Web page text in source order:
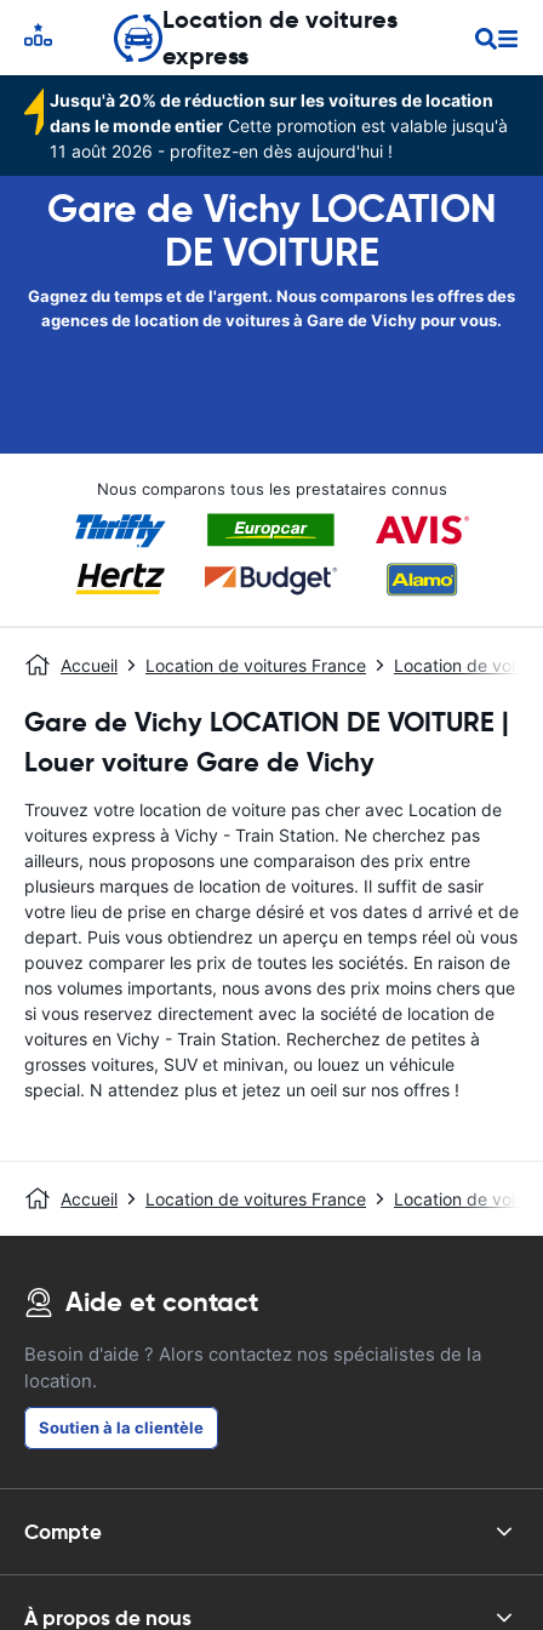
Location de voitures
express
Jusqu'à 20% de réduction sur les voitures de location
dans le monde entier Cette promotion est valable jusqu'à
11 août 2026 - profitez-en dès aujourd'hui !
Gare de Vichy LOCATION
DE VOITURE
Gagnez du temps et de l'argent. Nous comparons les offres des
agences de location de voitures à Gare de Vichy pour vous.
Nous comparons tous les prestataires connus
Accueil Location de voitures France Location de
Gare de Vichy LOCATION DE VOITURE |
Louer voiture Gare de Vichy
Trouvez votre location de voiture pas cher avec Location de
voitures express à Vichy - Train Station. Ne cherchez pas
ailleurs, nous proposons une comparaison des prix entre
plusieurs marques de location de voitures. Il suffit de sasir
votre lieu de prise en charge désiré et vos dates d arrivé et de
depart. Puis vous obtiendrez un aperçu en temps réel où vous
pouvez comparer les prix de toutes les sociétés. En raison de
nos volumes importants, nous avons des prix moins chers que
si vous reservez directement avec la société de location de
voitures en Vichy - Train Station. Recherchez de petites à
grosses voitures, SUV et minivan, ou louez un véhicule
special. N attendez plus et jetez un oeil sur nos offres !
Accueil Location de voitures France Location de
Aide et contact
Besoin d'aide ? Alors contactez nos spécialistes de la
location.
Soutien à la clientèle
Compte
À propos de nous